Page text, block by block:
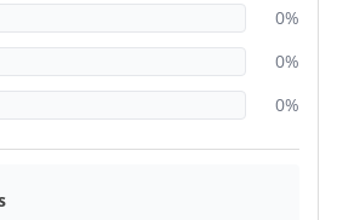
0%
0%
0%